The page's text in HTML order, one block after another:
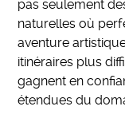
pas seulement
naturelles où
aventure
itinéraires plus
gagnent en
étendues du